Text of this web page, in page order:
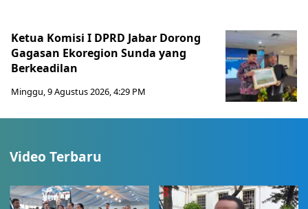
Ketua Komisi I DPRD Jabar Dorong
Gagasan Ekoregion Sunda yang
Berkeadilan
Minggu, 9 Agustus 2026, 4:29 PM
Video Terbaru